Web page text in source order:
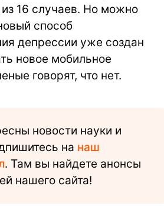
из 16 случаев. Но можно
способ
депрессии уже создан
новое мобильное
говорят, что нет.
новости науки и
на наш
. Там вы найдете анонсы
нашего сайта!